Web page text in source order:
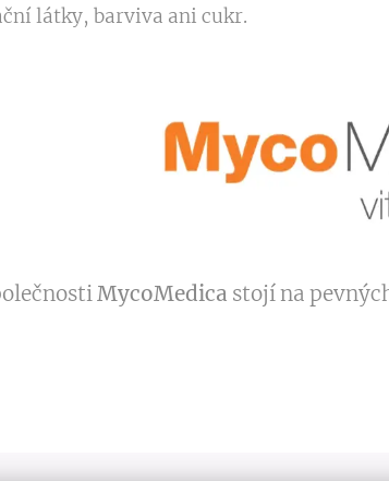
látky, barviva ani cukr.
MycoMedica stojí na